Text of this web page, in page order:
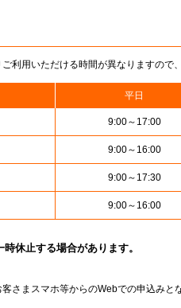
利用いただける時間が異なりますので
平日
9:00～17:00
9:00～16:00
9:00～17:30
9:00～16:00
休止する場合があります。
さまスマホ等からのWebでの申込みと